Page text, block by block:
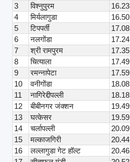
3
विश्नुपुरम 16.23
4
मिर्यलागुडा 16.50
5
टिपपर्ती 17.08
6
नलगोंडा 17.24
7
श्री रामपुरम 17.35
8
चित्याला 17.49
9
रमन्नापेटा 17.59
10
वनीगोंडा 18.08
11
नागिरेद्दीपल्ली 18.18
12
बीबीनगर जंक्शन 19.49
13
घत्केसर 19.59
14
चर्लापल्ली 20.09
15
मल्काजगिरी 20.44
16
लल्लागुडा गेट हॉल्ट 20.46